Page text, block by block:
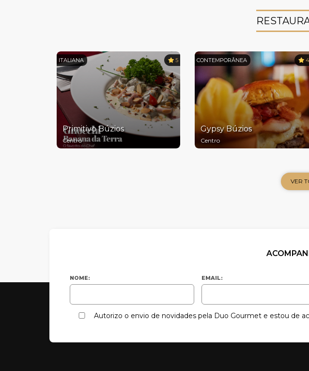
ITALIANA 5
Primitivo Búzios
Centro
CONTEMPORÂNEA
Gypsy Búzios
Centro
VER
NOME: EMAIL:
Autorizo o envio de novidades pela Duo Gourmet e estou de